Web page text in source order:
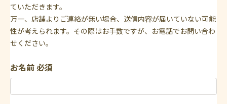
ていただきます。
万一、店舗よりご連絡が無い場合、送信内容が届いていない可能
性が考えられます。その際はお手数ですが、お電話でお問い合わ
せください。
お名前必須